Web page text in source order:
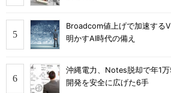
Broadcom値上げで加速す
明かすAI時代の備え
沖縄電力、Notes脱却で年1
開発を安全に広げた6手